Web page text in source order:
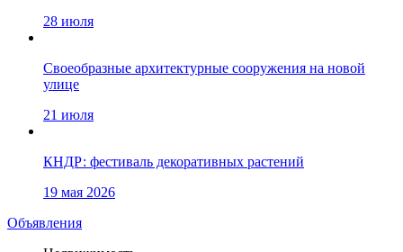
28 июля
Своеобразные архитектурные сооружения на новой
улице
21 июля
КНДР: фестиваль декоративных растений
19 мая 2026
Объявления